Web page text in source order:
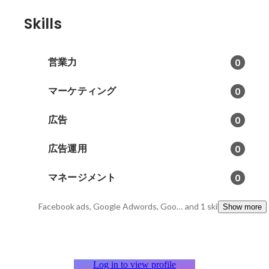
Skills
営業力 0
マーケティング 0
広告 0
広告運用 0
マネージメント 0
Facebook ads, Google Adwords, Google Analytics and 1 skillsShow more
Log in to view profile